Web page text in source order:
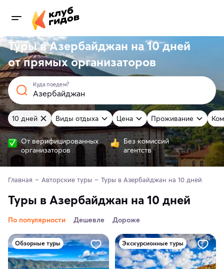
Туры в Азербайджан на 10 дней
отпрямыхорганизаторов
Куда поедем?
10 дней Виды отдыха Цена Проживание
От верифицированных
организаторов
Без комиссий
агентств
Главная Авторские туры Туры в Азербайджан на 10 дней
Туры в Азербайджан на 10 дней
По популярности Дешевле Дороже
Обзорные туры Экскурсионные туры